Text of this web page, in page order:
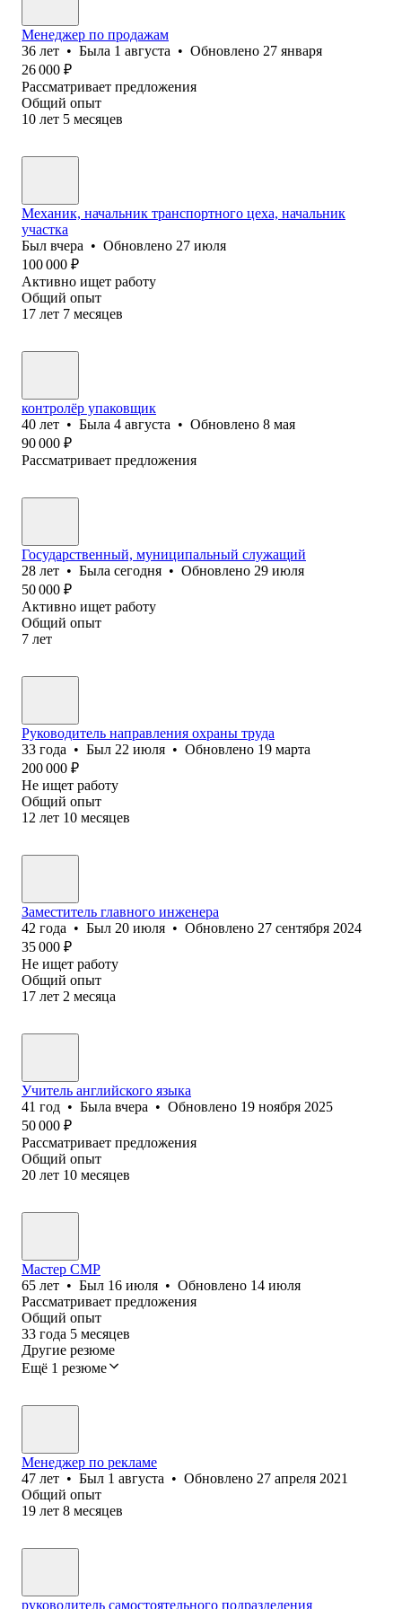
Менеджер по продажам
36 лет • Была 1 августа • Обновлено 27 января
26 000 ₽
Рассматривает предложения
Общий опыт
10 лет 5 месяцев
Механик, начальник транспортного цеха, начальник
участка
Был вчера • Обновлено 27 июля
100 000 ₽
Активно ищет работу
Общий опыт
17 лет 7 месяцев
контролёр упаковщик
40 лет • Была 4 августа • Обновлено 8 мая
90 000 ₽
Рассматривает предложения
Государственный, муниципальный служащий
28 лет • Была сегодня • Обновлено 29 июля
50 000 ₽
Активно ищет работу
Общий опыт
7 лет
Руководитель направления охраны труда
33 года • Был 22 июля • Обновлено 19 марта
200 000 ₽
Не ищет работу
Общий опыт
12 лет 10 месяцев
Заместитель главного инженера
42 года • Был 20 июля • Обновлено 27 сентября 2024
35 000 ₽
Не ищет работу
Общий опыт
17 лет 2 месяца
Учитель английского языка
41 год • Была вчера • Обновлено 19 ноября 2025
50 000 ₽
Рассматривает предложения
Общий опыт
20 лет 10 месяцев
Мастер СМР
65 лет • Был 16 июля • Обновлено 14 июля
Рассматривает предложения
Общий опыт
33 года 5 месяцев
Другие резюме
Ещё 1 резюме
Менеджер по рекламе
47 лет • Был 1 августа • Обновлено 27 апреля 2021
Общий опыт
19 лет 8 месяцев
руководитель самостоятельного подразделения